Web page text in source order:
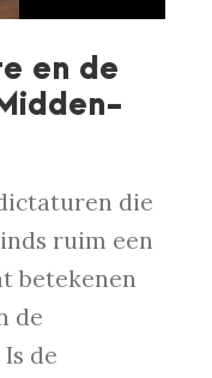
en de
die
ruim een
betekenen
de
de